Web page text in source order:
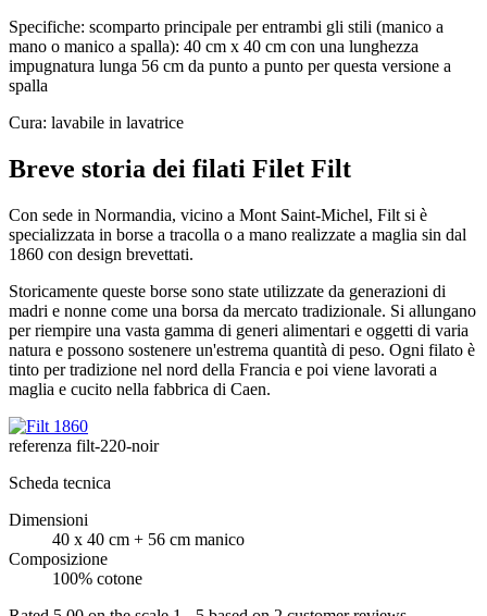
Specifiche: scomparto principale per entrambi gli stili (manico a
mano o manico a spalla): 40 cm x 40 cm con una lunghezza
impugnatura lunga 56 cm da punto a punto per questa versione a
spalla
Cura: lavabile in lavatrice
Breve storia dei filati Filet Filt
Con sede in Normandia, vicino a Mont Saint-Michel, Filt si è
specializzata in borse a tracolla o a mano realizzate a maglia sin dal
1860 con design brevettati.
Storicamente queste borse sono state utilizzate da generazioni di
madri e nonne come una borsa da mercato tradizionale. Si allungano
per riempire una vasta gamma di generi alimentari e oggetti di varia
natura e possono sostenere un'estrema quantità di peso. Ogni filato è
tinto per tradizione nel nord della Francia e poi viene lavorati a
maglia e cucito nella fabbrica di Caen.
referenza filt-220-noir
Scheda tecnica
Dimensioni
40 x 40 cm + 56 cm manico
Composizione
100% cotone